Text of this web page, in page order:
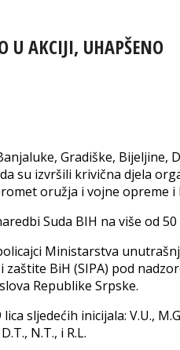
U AKCIJI, UHAPŠENO
Gradiške, Bijeljine,
su izvršili krivična djela
oružja i vojne opreme
Suda BIH na više od 50
Ministarstva
BiH (SIPA) pod
Republike Srpske.
sljedećih inicijala: V.U., M.G.,
N.T., i R.L.